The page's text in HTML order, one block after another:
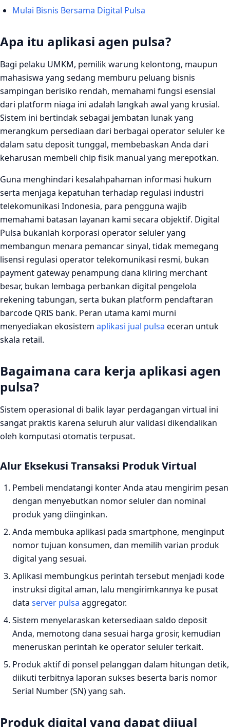
Mulai Bisnis Bersama Digital Pulsa
Apa itu aplikasi agen pulsa?
Bagi pelaku UMKM, pemilik warung kelontong, maupun
mahasiswa yang sedang memburu peluang bisnis
sampingan berisiko rendah, memahami fungsi esensial
dari platform niaga ini adalah langkah awal yang krusial.
Sistem ini bertindak sebagai jembatan lunak yang
merangkum persediaan dari berbagai operator seluler ke
dalam satu deposit tunggal, membebaskan Anda dari
keharusan membeli chip fisik manual yang merepotkan.
Guna menghindari kesalahpahaman informasi hukum
serta menjaga kepatuhan terhadap regulasi industri
telekomunikasi Indonesia, para pengguna wajib
memahami batasan layanan kami secara objektif. Digital
Pulsa bukanlah korporasi operator seluler yang
membangun menara pemancar sinyal, tidak memegang
lisensi regulasi operator telekomunikasi resmi, bukan
payment gateway penampung dana kliring merchant
besar, bukan lembaga perbankan digital pengelola
rekening tabungan, serta bukan platform pendaftaran
barcode QRIS bank. Peran utama kami murni
menyediakan ekosistem aplikasi jual pulsa eceran untuk
skala retail.
Bagaimana cara kerja aplikasi agen
pulsa?
Sistem operasional di balik layar perdagangan virtual ini
sangat praktis karena seluruh alur validasi dikendalikan
oleh komputasi otomatis terpusat.
Alur Eksekusi Transaksi Produk Virtual
Pembeli mendatangi konter Anda atau mengirim pesan
dengan menyebutkan nomor seluler dan nominal
produk yang diinginkan.
Anda membuka aplikasi pada smartphone, menginput
nomor tujuan konsumen, dan memilih varian produk
digital yang sesuai.
Aplikasi membungkus perintah tersebut menjadi kode
instruksi digital aman, lalu mengirimkannya ke pusat
data server pulsa aggregator.
Sistem menyelaraskan ketersediaan saldo deposit
Anda, memotong dana sesuai harga grosir, kemudian
meneruskan perintah ke operator seluler terkait.
Produk aktif di ponsel pelanggan dalam hitungan detik,
diikuti terbitnya laporan sukses beserta baris nomor
Serial Number (SN) yang sah.
Produk digital yang dapat dijual